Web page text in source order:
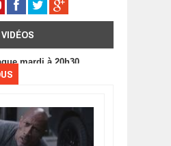
VIDÉOS
mardi à 20h30